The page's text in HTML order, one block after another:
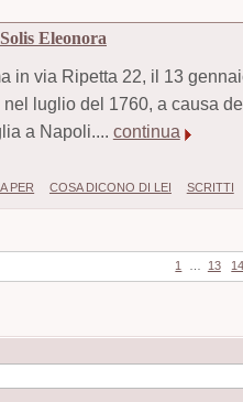
Eleonora
in via Ripetta 22, il 13
nel luglio del 1760, a causa
a Napoli.... continua
PER COSA DICONO DI LEI SCRITTI
1 13